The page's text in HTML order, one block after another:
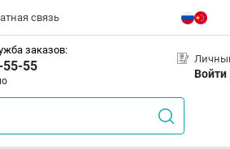
связь
заказов:
55 Войти